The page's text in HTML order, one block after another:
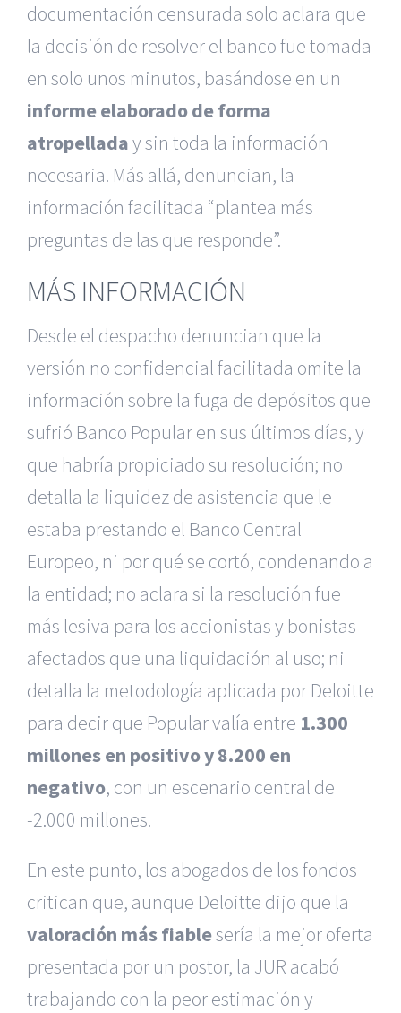
documentación censurada solo aclara que
la decisión de resolver el banco fue tomada
en solo unos minutos, basándose en un
informe elaborado de forma
atropelladay sin toda la información
necesaria. Más allá, denuncian, la
información facilitada “plantea más
preguntas de las que responde”.
MÁS INFORMACIÓN
Desde el despacho denuncian que la
versión no confidencial facilitada omite la
información sobre la fuga de depósitos que
sufrió Banco Popular en sus últimos días, y
que habría propiciado su resolución; no
detalla la liquidez de asistencia que le
estaba prestando el Banco Central
Europeo, ni por qué se cortó, condenando a
la entidad; no aclara si la resolución fue
más lesiva para los accionistas y bonistas
afectados que una liquidación al uso; ni
detalla la metodología aplicada por Deloitte
para decir que Popular valía entre 1.300
millones en positivo y 8.200 en
negativo, con un escenario central de
-2.000 millones.
En este punto, los abogados de los fondos
critican que, aunque Deloitte dijo que la
valoración más fiablesería la mejor oferta
presentada por un postor, la JUR acabó
trabajando con la peor estimación y